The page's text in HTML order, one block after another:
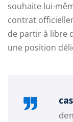
souhaite lui-
contrat
de partir à libre
une position